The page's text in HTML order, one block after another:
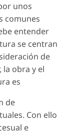
unos
comunes
entender
se centran
de
obra y el
es
de
Con ello
e